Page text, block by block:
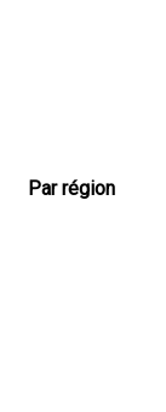
Par région